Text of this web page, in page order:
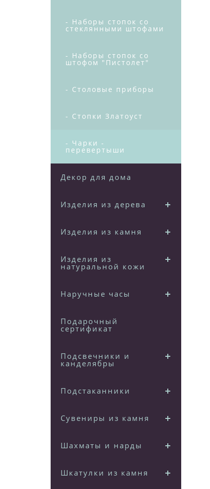
- Наборы стопок со
стеклянными штофами
- Наборы стопок со
штофом "Пистолет"
- Столовые приборы
- Стопки Златоуст
- Чарки -
перевертыши
Декор для дома
Изделия из дерева
Изделия из камня
Изделия из
натуральной кожи
Наручные часы
Подарочный
сертификат
Подсвечники и
канделябры
Подстаканники
Сувениры из камня
Шахматы и нарды
Шкатулки из камня